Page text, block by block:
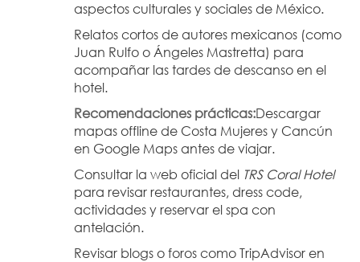
aspectos culturales y sociales de México.
Relatos cortos de autores mexicanos (como
Juan Rulfo o Ángeles Mastretta) para
acompañar las tardes de descanso en el
hotel.
Recomendaciones prácticas:Descargar
mapas offline de Costa Mujeres y Cancún
en Google Maps antes de viajar.
Consultar la web oficial del TRS Coral Hotel
para revisar restaurantes, dress code,
actividades y reservar el spa con
antelación.
Revisar blogs o foros como TripAdvisor en